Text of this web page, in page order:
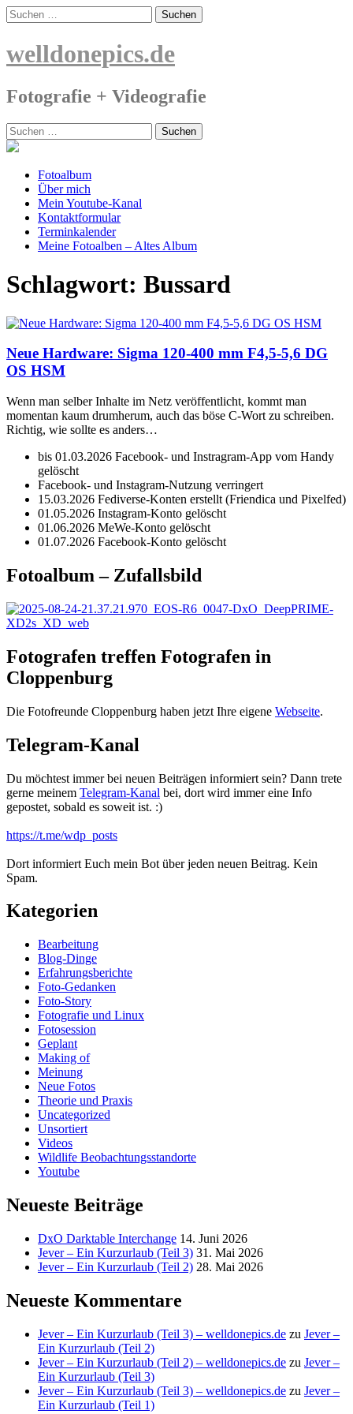
Skip
to
Suchen
nach:
welldonepics.de
Fotografie + Videografie
Suchen
nach:
Fotoalbum
Über mich
Mein Youtube-Kanal
Kontaktformular
Terminkalender
Meine Fotoalben – Altes Album
Schlagwort: Bussard
Neue Hardware: Sigma 120-400 mm F4,5-5,6 DG
OS HSM
Wenn man selber Inhalte im Netz veröffentlicht, kommt man
momentan kaum drumherum, auch das böse C-Wort zu schreiben.
Richtig, wie sollte es anders…
bis 01.03.2026 Facebook- und Instragram-App vom Handy
gelöscht
Facebook- und Instagram-Nutzung verringert
15.03.2026 Fediverse-Konten erstellt (Friendica und Pixelfed)
01.05.2026 Instagram-Konto gelöscht
01.06.2026 MeWe-Konto gelöscht
01.07.2026 Facebook-Konto gelöscht
Fotoalbum – Zufallsbild
Fotografen treffen Fotografen in
Cloppenburg
Die Fotofreunde Cloppenburg haben jetzt Ihre eigene Webseite.
Telegram-Kanal
Du möchtest immer bei neuen Beiträgen informiert sein? Dann trete
gerne meinem Telegram-Kanal bei, dort wird immer eine Info
gepostet, sobald es soweit ist. :)
https://t.me/wdp_posts
Dort informiert Euch mein Bot über jeden neuen Beitrag. Kein
Spam.
Kategorien
Bearbeitung
Blog-Dinge
Erfahrungsberichte
Foto-Gedanken
Foto-Story
Fotografie und Linux
Fotosession
Geplant
Making of
Meinung
Neue Fotos
Theorie und Praxis
Uncategorized
Unsortiert
Videos
Wildlife Beobachtungsstandorte
Youtube
Neueste Beiträge
DxO Darktable Interchange 14. Juni 2026
Jever – Ein Kurzurlaub (Teil 3) 31. Mai 2026
Jever – Ein Kurzurlaub (Teil 2) 28. Mai 2026
Neueste Kommentare
Jever – Ein Kurzurlaub (Teil 3) – welldonepics.de zu Jever –
Ein Kurzurlaub (Teil 2)
Jever – Ein Kurzurlaub (Teil 2) – welldonepics.de zu Jever –
Ein Kurzurlaub (Teil 3)
Jever – Ein Kurzurlaub (Teil 3) – welldonepics.de zu Jever –
Ein Kurzurlaub (Teil 1)